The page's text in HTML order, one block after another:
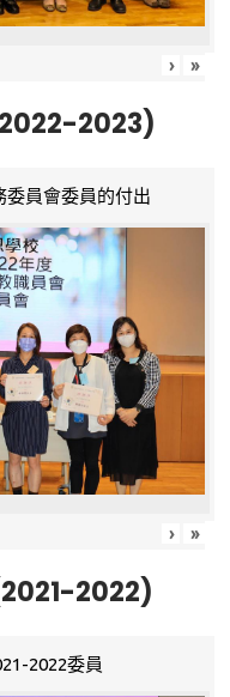
› »
2023)
委員會委員的付出
› »
2022)
2022委員